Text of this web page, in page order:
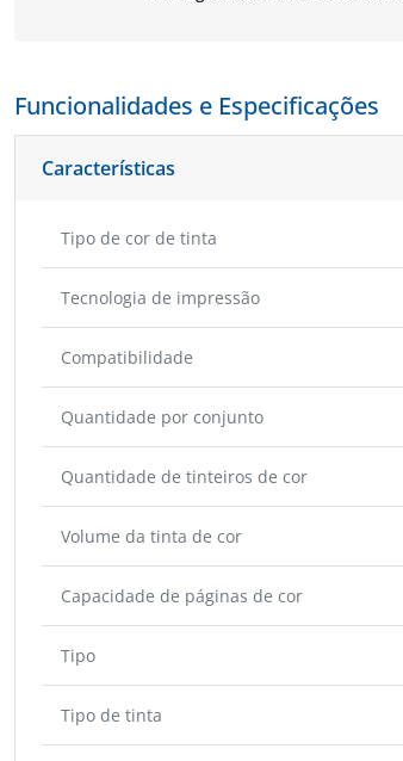
Funcionalidades e Especificações
Características
Tipo de cor de tinta
Tecnologia de impressão
Compatibilidade
Quantidade por conjunto
Quantidade de tinteiros de cor
Volume da tinta de cor
Capacidade de páginas de cor
Tipo
Tipo de tinta